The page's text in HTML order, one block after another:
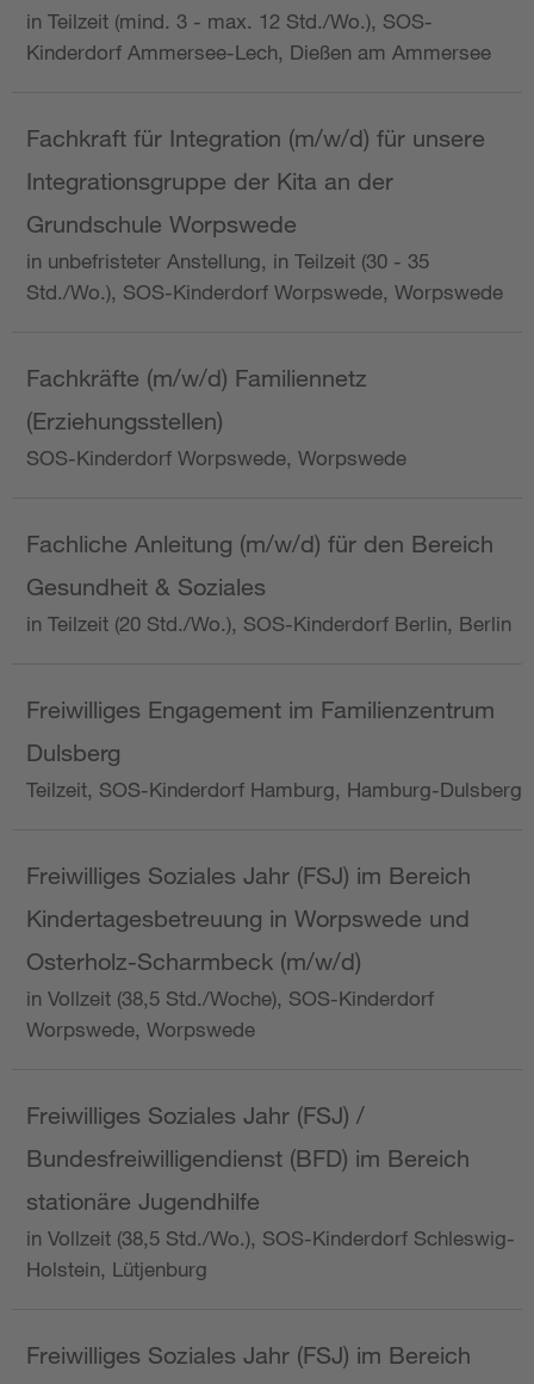
in Teilzeit (mind. 3 - max. 12 Std./Wo.), SOS-
Kinderdorf Ammersee-Lech, Dießen am Ammersee
Fachkraft für Integration (m/w/d) für unsere
Integrationsgruppe der Kita an der
Grundschule Worpswede
in unbefristeter Anstellung, in Teilzeit (30 - 35
Std./Wo.), SOS-Kinderdorf Worpswede, Worpswede
Fachkräfte (m/w/d) Familiennetz
(Erziehungsstellen)
SOS-Kinderdorf Worpswede, Worpswede
Fachliche Anleitung (m/w/d) für den Bereich
Gesundheit & Soziales
in Teilzeit (20 Std./Wo.), SOS-Kinderdorf Berlin, Berlin
Freiwilliges Engagement im Familienzentrum
Dulsberg
Teilzeit, SOS-Kinderdorf Hamburg, Hamburg-Dulsberg
Freiwilliges Soziales Jahr (FSJ) im Bereich
Kindertagesbetreuung in Worpswede und
Osterholz-Scharmbeck (m/w/d)
in Vollzeit (38,5 Std./Woche), SOS-Kinderdorf
Worpswede, Worpswede
Freiwilliges Soziales Jahr (FSJ) /
Bundesfreiwilligendienst (BFD) im Bereich
stationäre Jugendhilfe
in Vollzeit (38,5 Std./Wo.), SOS-Kinderdorf Schleswig-
Holstein, Lütjenburg
Freiwilliges Soziales Jahr (FSJ) im Bereich